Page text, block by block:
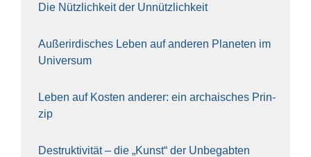
Die Nütz­lich­keit der Unnütz­lich­keit
Außer­ir­di­sches Leben auf ande­ren Pla­ne­ten im
Uni­ver­sum
Leben auf Kos­ten ande­rer: ein archai­sches Prin­
zip
Destruk­ti­vi­tät – die „Kunst“ der Unbe­gab­ten